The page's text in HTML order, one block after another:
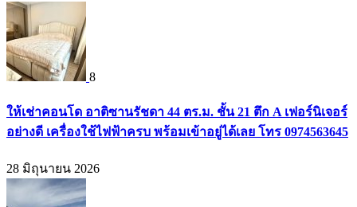
8
ให้เช่าคอนโด อาติซานรัชดา 44 ตร.ม. ชั้น 21 ตึก A เฟอร์นิเจอร์
อย่างดี เครื่องใช้ไฟฟ้าครบ พร้อมเข้าอยู่ได้เลย โทร 0974563645
28 มิถุนายน 2026